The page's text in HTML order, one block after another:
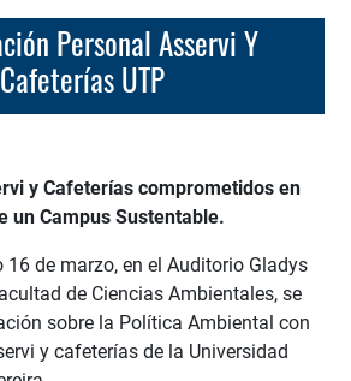
Cafeterías UTP
y Cafeterías comprometidos en
un Campus Sustentable.
16 de marzo, en el Auditorio Gladys
de Ciencias Ambientales, se
sobre la Política Ambiental con
y cafeterías de la Universidad